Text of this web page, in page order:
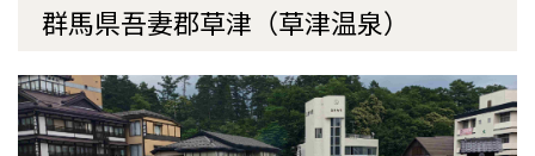
群馬県吾妻郡草津（草津温泉）